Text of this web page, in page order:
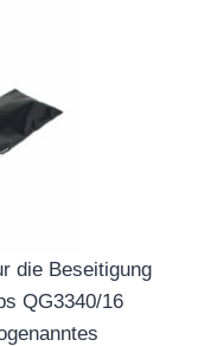
die Beseitigung
QG3340/16